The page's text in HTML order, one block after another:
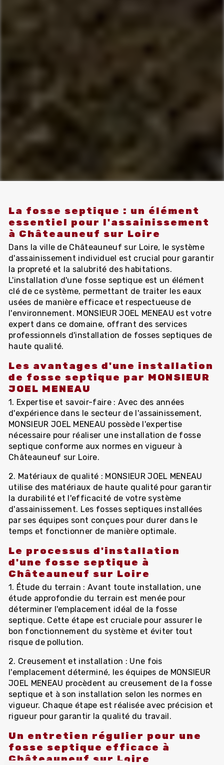
La fosse septique : un élément
essentiel pour l'assainissement
à Châteauneuf sur Loire
Dans la ville de Châteauneuf sur Loire, le système
d'assainissement individuel est crucial pour garantir
la propreté et la salubrité des habitations.
L'installation d'une fosse septique est un élément
clé de ce système, permettant de traiter les eaux
usées de manière efficace et respectueuse de
l'environnement. MONSIEUR JOEL MENEAU est votre
expert dans ce domaine, offrant des services
professionnels d'installation de fosses septiques de
haute qualité.
Les avantages d'une installation
de fosse septique par MONSIEUR
JOEL MENEAU
1. Expertise et savoir-faire : Avec des années
d'expérience dans le secteur de l'assainissement,
MONSIEUR JOEL MENEAU possède l'expertise
nécessaire pour réaliser une installation de fosse
septique conforme aux normes en vigueur à
Châteauneuf sur Loire.
2. Matériaux de qualité : MONSIEUR JOEL MENEAU
utilise des matériaux de haute qualité pour garantir
la durabilité et l'efficacité de votre système
d'assainissement. Les fosses septiques installées
par ses équipes sont conçues pour durer dans le
temps et fonctionner de manière optimale.
Le processus d'installation
d'une fosse septique à
Châteauneuf sur Loire
1. Étude du terrain : Avant toute installation, une
étude approfondie du terrain est menée pour
déterminer l'emplacement idéal de la fosse
septique. Cette étape est cruciale pour assurer le
bon fonctionnement du système et éviter tout
risque de pollution.
2. Creusement et installation : Une fois
l'emplacement déterminé, les équipes de MONSIEUR
JOEL MENEAU procèdent au creusement de la fosse
septique et à son installation selon les normes en
vigueur. Chaque étape est réalisée avec précision et
rigueur pour garantir la qualité du travail.
Un entretien régulier pour une
fosse septique efficace à
Châteauneuf sur Loire